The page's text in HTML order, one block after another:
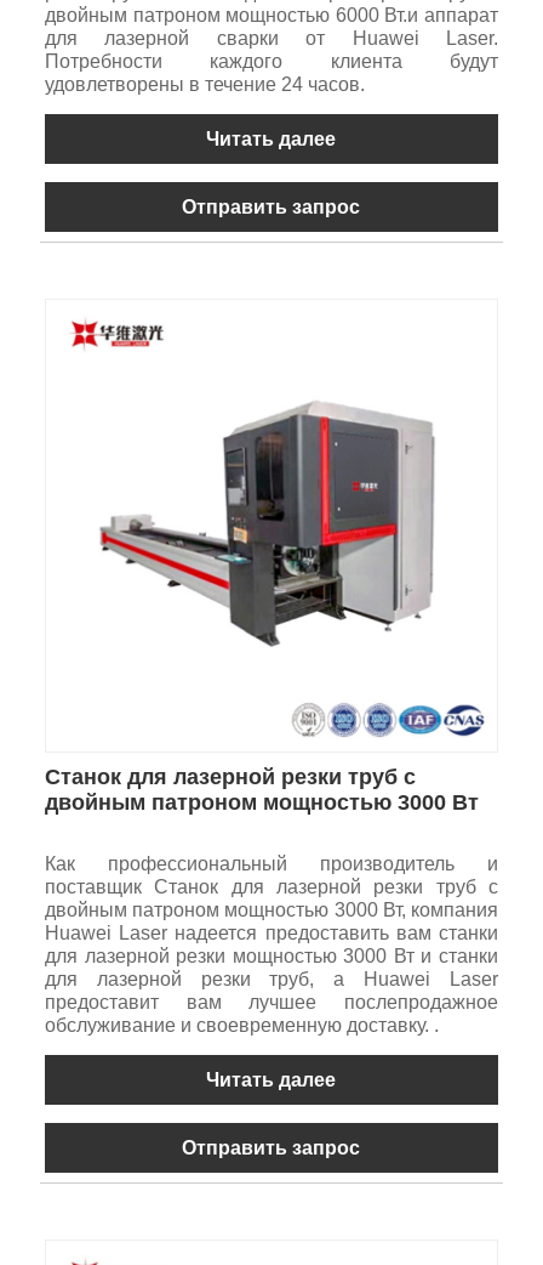
двойным патроном мощностью 6000 Вт.и аппарат
для лазерной сварки от Huawei Laser.
Потребности каждого клиента будут
удовлетворены в течение 24 часов.
Читать далее
Отправить запрос
Станок для лазерной резки труб с
двойным патроном мощностью 3000 Вт
Как профессиональный производитель и
поставщик Станок для лазерной резки труб с
двойным патроном мощностью 3000 Вт, компания
Huawei Laser надеется предоставить вам станки
для лазерной резки мощностью 3000 Вт и станки
для лазерной резки труб, а Huawei Laser
предоставит вам лучшее послепродажное
обслуживание и своевременную доставку. .
Читать далее
Отправить запрос